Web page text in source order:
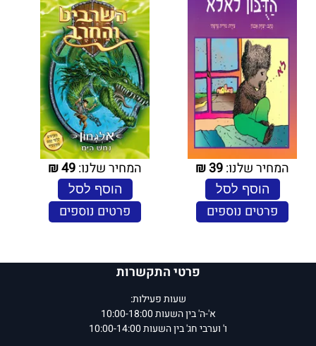
המחיר שלנו:39
₪
הוסף לסל
פרטים נוספים
המחיר שלנו:49
₪
הוסף לסל
פרטים נוספים
פרטי התקשרות
שעות פעילות:
א'-ה' בין השעות 10:00-18:00
ו' וערבי חג' בין השעות 10:00-14:00